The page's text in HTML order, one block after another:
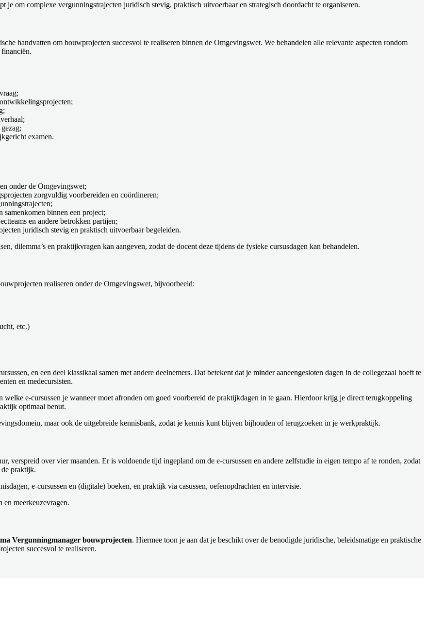
om complexe vergunningstrajecten juridisch stevig, praktisch uitvoerbaar en strategisch doordacht te organiseren.
handvatten om bouwprojecten succesvol te realiseren binnen de Omgevingswet. We behandelen alle relevante aspecten rondom
examen.
onder de Omgevingswet;
zorgvuldig voorbereiden en coördineren;
samenkomen binnen een project;
en andere betrokken partijen;
juridisch stevig en praktisch uitvoerbaar begeleiden.
dilemma’s en praktijkvragen kan aangeven, zodat de docent deze tijdens de fysieke cursusdagen kan behandelen.
realiseren onder de Omgevingswet, bijvoorbeeld:
etc.)
en een deel klassikaal samen met andere deelnemers. Dat betekent dat je minder aaneengesloten dagen in de collegezaal hoeft te
en medecursisten.
e-cursussen je wanneer moet afronden om goed voorbereid de praktijkdagen in te gaan. Hierdoor krijg je direct terugkoppeling
optimaal benut.
maar ook de uitgebreide kennisbank, zodat je kennis kunt blijven bijhouden of terugzoeken in je werkpraktijk.
verspreid over vier maanden. Er is voldoende tijd ingepland om de e-cursussen en andere zelfstudie in eigen tempo af te ronden, zodat
de praktijk.
e-cursussen en (digitale) boeken, en praktijk via casussen, oefenopdrachten en intervisie.
en meerkeuzevragen.
Vergunningmanager bouwprojecten. Hiermee toon je aan dat je beschikt over de benodigde juridische, beleidsmatige en praktische
succesvol te realiseren.